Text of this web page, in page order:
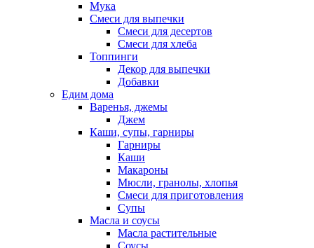
Мука
Смеси для выпечки
Смеси для десертов
Смеси для хлеба
Топпинги
Декор для выпечки
Добавки
Едим дома
Варенья, джемы
Джем
Каши, супы, гарниры
Гарниры
Каши
Макароны
Мюсли, гранолы, хлопья
Смеси для приготовления
Супы
Масла и соусы
Масла растительные
Соусы